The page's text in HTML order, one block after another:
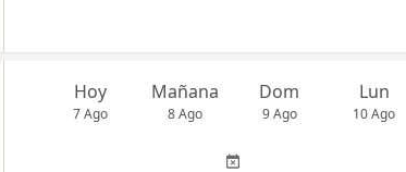
Hoy
7 Ago
Mañana
8 Ago
Dom
9 Ago
Lun
10 Ago